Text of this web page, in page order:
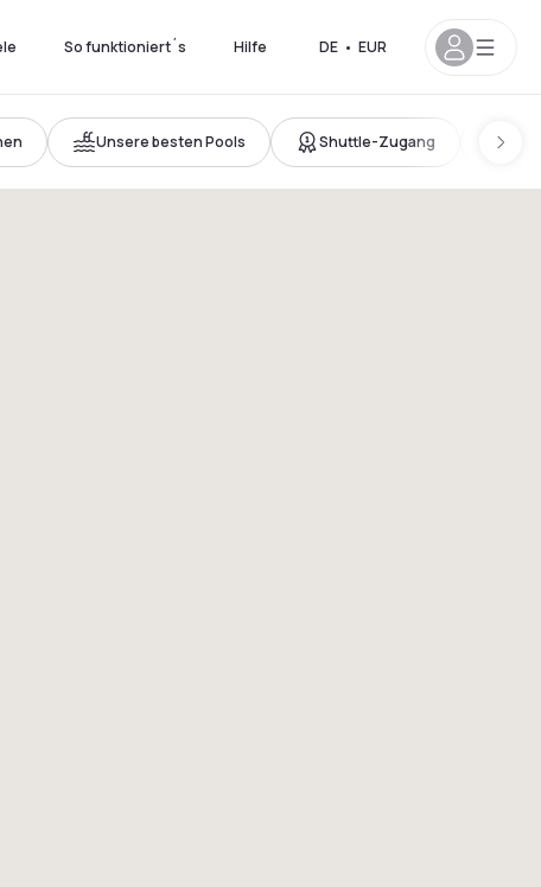
So funktioniert´s Hilfe DE • EUR
Unsere besten Pools Shuttle-Zugang